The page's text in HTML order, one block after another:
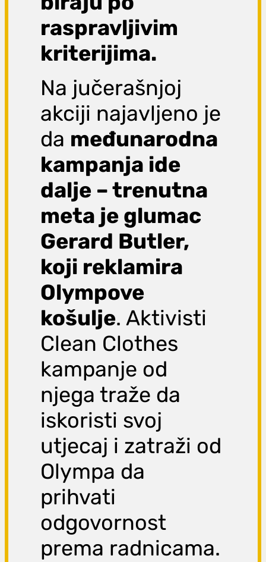
raspravljivim
kriterijima.
Na jučerašnjoj
akciji najavljeno je
da međunarodna
kampanja ide
dalje – trenutna
meta je glumac
Gerard Butler,
koji reklamira
Olympove
košulje. Aktivisti
Clean Clothes
kampanje od
njega traže da
iskoristi svoj
utjecaj i zatraži od
Olympa da
prihvati
odgovornost
prema radnicama.